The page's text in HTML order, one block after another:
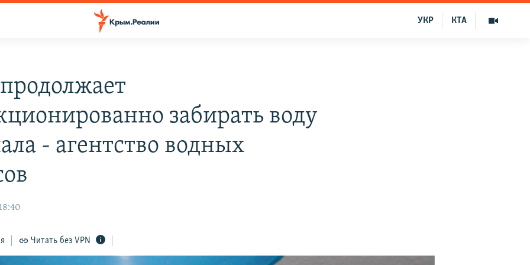
КТА
УКР
забирать воду
- агентство водных
Читать без VPN